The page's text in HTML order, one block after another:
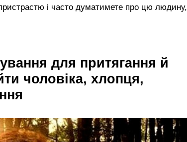
і часто думатимете про цю людину,
для притягання й
чоловіка, хлопця,